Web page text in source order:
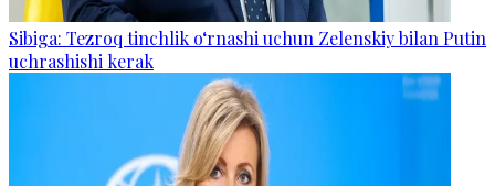
Sibiga: Tezroq tinchlik o‘rnashi uchun Zelenskiy bilan Putin
uchrashishi kerak